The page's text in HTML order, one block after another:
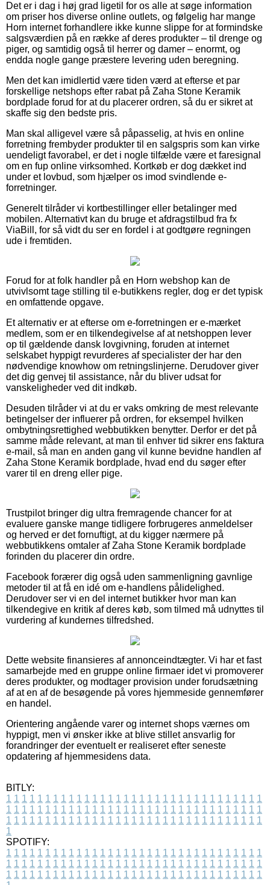
Det er i dag i høj grad ligetil for os alle at søge information
om priser hos diverse online outlets, og følgelig har mange
Horn internet forhandlere ikke kunne slippe for at formindske
salgsværdien på en række af deres produkter – til drenge og
piger, og samtidig også til herrer og damer – enormt, og
endda nogle gange præstere levering uden beregning.
Men det kan imidlertid være tiden værd at efterse et par
forskellige netshops efter rabat på Zaha Stone Keramik
bordplade forud for at du placerer ordren, så du er sikret at
skaffe sig den bedste pris.
Man skal alligevel være så påpasselig, at hvis en online
forretning frembyder produkter til en salgspris som kan virke
uendeligt favorabel, er det i nogle tilfælde være et faresignal
om en fup online virksomhed. Kortkøb er dog dækket ind
under et lovbud, som hjælper os imod svindlende e-
forretninger.
Generelt tilråder vi kortbestillinger eller betalinger med
mobilen. Alternativt kan du bruge et afdragstilbud fra fx
ViaBill, for så vidt du ser en fordel i at godtgøre regningen
ude i fremtiden.
Forud for at folk handler på en Horn webshop kan de
utvivlsomt tage stilling til e-butikkens regler, dog er det typisk
en omfattende opgave.
Et alternativ er at efterse om e-forretningen er e-mærket
medlem, som er en tilkendegivelse af at netshoppen lever
op til gældende dansk lovgivning, foruden at internet
selskabet hyppigt revurderes af specialister der har den
nødvendige knowhow om retningslinjerne. Derudover giver
det dig genvej til assistance, når du bliver udsat for
vanskeligheder ved dit indkøb.
Desuden tilråder vi at du er vaks omkring de mest relevante
betingelser der influerer på ordren, for eksempel hvilken
ombytningsrettighed webbutikken benytter. Derfor er det på
samme måde relevant, at man til enhver tid sikrer ens faktura
e-mail, så man en anden gang vil kunne bevidne handlen af
Zaha Stone Keramik bordplade, hvad end du søger efter
varer til en dreng eller pige.
Trustpilot bringer dig ultra fremragende chancer for at
evaluere ganske mange tidligere forbrugeres anmeldelser
og herved er det fornuftigt, at du kigger nærmere på
webbutikkens omtaler af Zaha Stone Keramik bordplade
forinden du placerer din ordre.
Facebook forærer dig også uden sammenligning gavnlige
metoder til at få en idé om e-handlens pålidelighed.
Derudover ser vi en del internet butikker hvor man kan
tilkendegive en kritik af deres køb, som tilmed må udnyttes til
vurdering af kundernes tilfredshed.
Dette website finansieres af annonceindtægter. Vi har et fast
samarbejde med en gruppe online firmaer idet vi promoverer
deres produkter, og modtager provision under forudsætning
af at en af de besøgende på vores hjemmeside gennemfører
en handel.
Orientering angående varer og internet shops værnes om
hyppigt, men vi ønsker ikke at blive stillet ansvarlig for
forandringer der eventuelt er realiseret efter seneste
opdatering af hjemmesidens data.
BITLY:
1 1 1 1 1 1 1 1 1 1 1 1 1 1 1 1 1 1 1 1 1 1 1 1 1 1 1 1 1 1 1 1 1
1 1 1 1 1 1 1 1 1 1 1 1 1 1 1 1 1 1 1 1 1 1 1 1 1 1 1 1 1 1 1 1 1
1 1 1 1 1 1 1 1 1 1 1 1 1 1 1 1 1 1 1 1 1 1 1 1 1 1 1 1 1 1 1 1 1
1
SPOTIFY:
1 1 1 1 1 1 1 1 1 1 1 1 1 1 1 1 1 1 1 1 1 1 1 1 1 1 1 1 1 1 1 1 1
1 1 1 1 1 1 1 1 1 1 1 1 1 1 1 1 1 1 1 1 1 1 1 1 1 1 1 1 1 1 1 1 1
1 1 1 1 1 1 1 1 1 1 1 1 1 1 1 1 1 1 1 1 1 1 1 1 1 1 1 1 1 1 1 1 1